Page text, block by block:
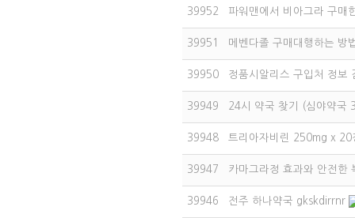
39952 파워맨에서 비아그라 구매
39951 메벤다졸 구매대행하는
39950 정품시알리스 구입처 정
39949 24시 약국 찾기 (심야약국
39948 트리아자비린 250mg x
39947 카마그라정 효과와 안전한
39946 전주 하나약국 gkskdirrnr